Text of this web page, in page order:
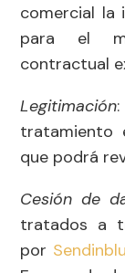
comercial la
para el
contractual
Legitimación
tratamiento
que podrá
Cesión de
tratados a
por